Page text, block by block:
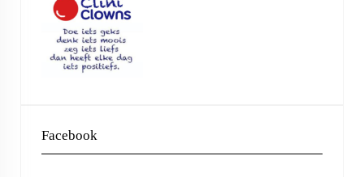
Facebook